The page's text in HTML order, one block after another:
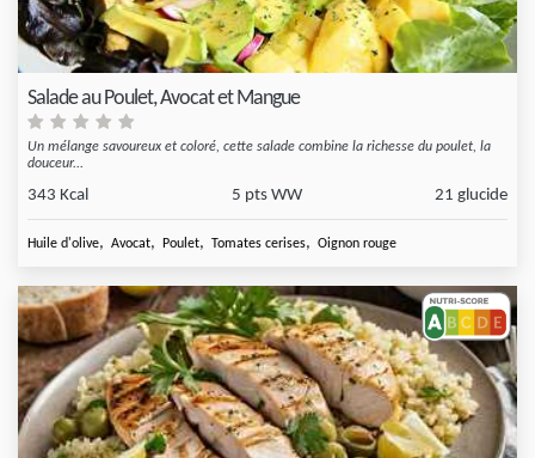
Salade au Poulet, Avocat et Mangue
Un mélange savoureux et coloré, cette salade combine la richesse du poulet, la
douceur...
343 Kcal 5 pts WW 21 glucide
Huile d'olive, Avocat, Poulet, Tomates cerises, Oignon rouge